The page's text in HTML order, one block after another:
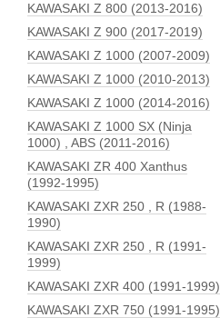
KAWASAKI Z 800 (2013-2016)
KAWASAKI Z 900 (2017-2019)
KAWASAKI Z 1000 (2007-2009)
KAWASAKI Z 1000 (2010-2013)
KAWASAKI Z 1000 (2014-2016)
KAWASAKI Z 1000 SX (Ninja
1000) , ABS (2011-2016)
KAWASAKI ZR 400 Xanthus
(1992-1995)
KAWASAKI ZXR 250 , R (1988-
1990)
KAWASAKI ZXR 250 , R (1991-
1999)
KAWASAKI ZXR 400 (1991-1999)
KAWASAKI ZXR 750 (1991-1995)